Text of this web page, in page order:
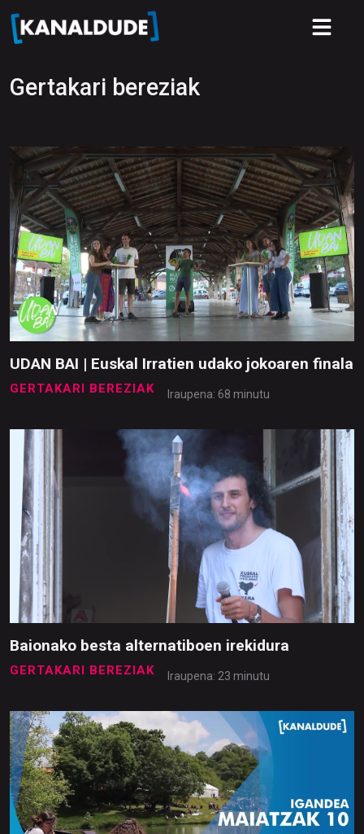
Gertakari bereziak
UDAN BAI | Euskal Irratien udako jokoaren finala
GERTAKARI BEREZIAK Iraupena: 68 minutu
Baionako besta alternatiboen irekidura
GERTAKARI BEREZIAK Iraupena: 23 minutu